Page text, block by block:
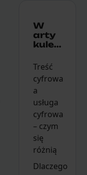
W
arty
kule...
Treść
cyfrowa
a
usługa
cyfrowa
– czym
się
różnią
Dlaczego